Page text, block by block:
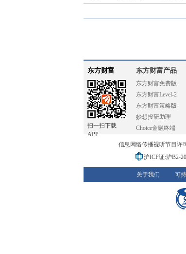
东方财富
扫一扫下载
APP
东方财富产品
东方财富免费版
东方财富Level-2
东方财富策略版
妙想投研助理
Choice金融终端
信息网络传播视听节目许
沪ICP证:沪B2-
关于我们 可